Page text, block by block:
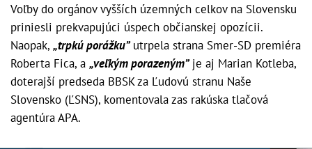
Voľby do orgánov vyšších územných celkov na Slovensku
priniesli prekvapujúci úspech občianskej opozícii.
Naopak, „trpkú porážku”utrpela strana Smer-SD premiéra
Roberta Fica, a „veľkým porazeným”je aj Marian Kotleba,
doterajší predseda BBSK za Ľudovú stranu Naše
Slovensko (ĽSNS), komentovala zas rakúska tlačová
agentúra APA.